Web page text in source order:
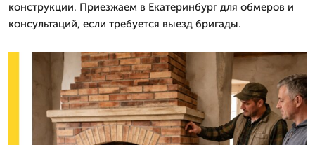
конструкции. Приезжаем в Екатеринбург для обмеров и
консультаций, если требуется выезд бригады.